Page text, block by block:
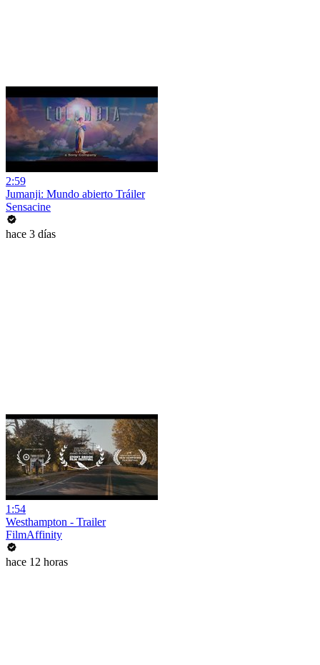
2:59
Jumanji: Mundo abierto Tráiler
Sensacine
hace 3 días
1:54
Westhampton - Trailer
FilmAffinity
hace 12 horas